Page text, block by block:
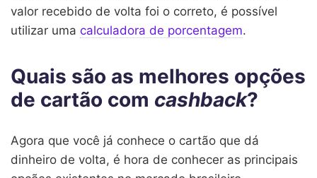
valor recebido de volta foi o correto, é possível
utilizar uma calculadora de porcentagem.
Quais são as melhores opções
de cartão com cashback?
Agora que você já conhece o cartão que dá
dinheiro de volta, é hora de conhecer as principais